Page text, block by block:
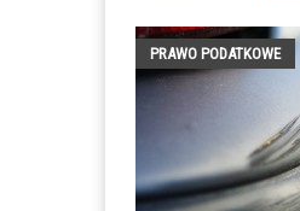
PRAWO PODATKOWE